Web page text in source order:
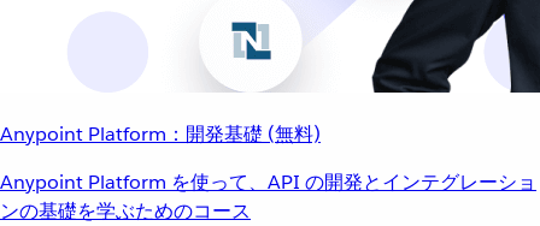
Anypoint Platform：開発基礎 (無料)
Anypoint Platform を使って、API の開発とインテグレーショ
ンの基礎を学ぶためのコース